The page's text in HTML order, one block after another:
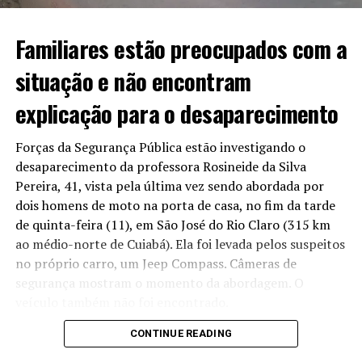
até agosto, para finalizar o trecho que foi aberto na
Em caso de não cumprimento, seria aplicada uma multa
de R$ 54 milhões. O que não aconteceu até o momento.
Acusados de omissão
Para o presidente da Assembleia, o atraso da entrega
não pode ser tolerado e exige que o contrato seja
cumprido e que providências mais duras, como multa,
sejam aplicadas. Para ele, a falta de aplicação pode ser
tratada como “omissão” política por parte dos
“Infelizmente, tem empresas que ganham licitação e
não têm capacidade de fazer aquilo que se propõe fazer
Familiares estão preocupados com a
situação e não encontram
explicação para o desaparecimento
Forças da Segurança Pública estão investigando o
desaparecimento da professora Rosineide da Silva
Pereira, 41, vista pela última vez sendo abordada por
dois homens de moto na porta de casa, no fim da tarde
de quinta-feira (11), em São José do Rio Claro (315 km
ao médio-norte de Cuiabá). Ela foi levada pelos suspeitos
no próprio carro, um Jeep Compass. Câmeras de
segurança mostram o momento da abordagem. O
Reportagem apurou que amigos da professora,
CONTINUE READING